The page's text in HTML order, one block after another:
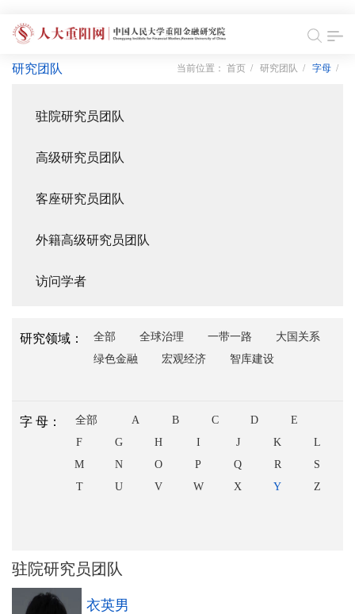
研究团队 当前位置： 首页 / 研究团队 / 字母 /
驻院研究员团队
高级研究员团队
客座研究员团队
外籍高级研究员团队
访问学者
研究领域： 全部 全球治理 一带一路
大国关系
绿色金融
宏观经济 智库建设
字 母： 全部 A B C D
E
F
G H I J K
L
M
N O P Q R
S
T
U V W X Y Z
驻院研究员团队
衣英男